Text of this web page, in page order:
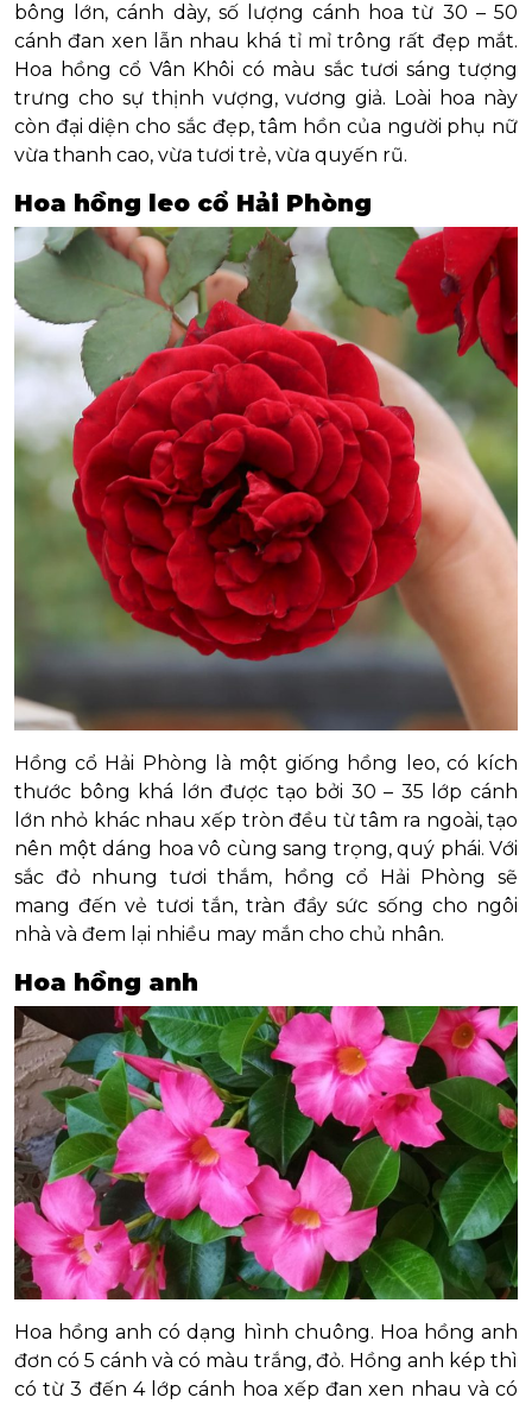
bông lớn, cánh dày, số lượng cánh hoa từ 30 – 50
cánh đan xen lẫn nhau khá tỉ mỉ trông rất đẹp mắt.
Hoa hồng cổ Vân Khôi có màu sắc tươi sáng tượng
trưng cho sự thịnh vượng, vương giả. Loài hoa này
còn đại diện cho sắc đẹp, tâm hồn của người phụ nữ
vừa thanh cao, vừa tươi trẻ, vừa quyến rũ.
Hoa hồng leo cổ Hải Phòng
Hồng cổ Hải Phòng là một giống hồng leo, có kích
thước bông khá lớn được tạo bởi 30 – 35 lớp cánh
lớn nhỏ khác nhau xếp tròn đều từ tâm ra ngoài, tạo
nên một dáng hoa vô cùng sang trọng, quý phái. Với
sắc đỏ nhung tươi thắm, hồng cổ Hải Phòng sẽ
mang đến vẻ tươi tắn, tràn đầy sức sống cho ngôi
nhà và đem lại nhiều may mắn cho chủ nhân.
Hoa hồng anh
Hoa hồng anh có dạng hình chuông. Hoa hồng anh
đơn có 5 cánh và có màu trắng, đỏ. Hồng anh kép thì
có từ 3 đến 4 lớp cánh hoa xếp đan xen nhau và có